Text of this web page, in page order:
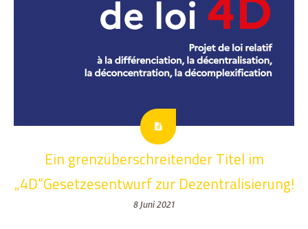
Ein grenzüberschreitender Titel im
„4D“Gesetzesentwurf zur Dezentralisierung!
8 Juni 2021